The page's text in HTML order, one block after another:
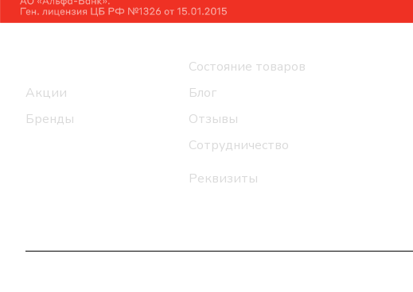
Акции
Бренды
Состояние товаров
Блог
Отзывы
Сотрудничество
Реквизиты